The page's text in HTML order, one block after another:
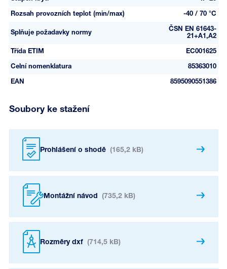
Rozsah provozních teplot (min/max) -40 / 70 °C
Splňuje požadavky normy
ČSN EN 61643-
21+A1,A2
Třída ETIM EC001625
Celní nomenklatura 85363010
EAN 8595090551386
Soubory ke stažení
Prohlášení o shodě (165,2 kB)
Montážní návod (735,2 kB)
Rozměry dxf (714,5 kB)